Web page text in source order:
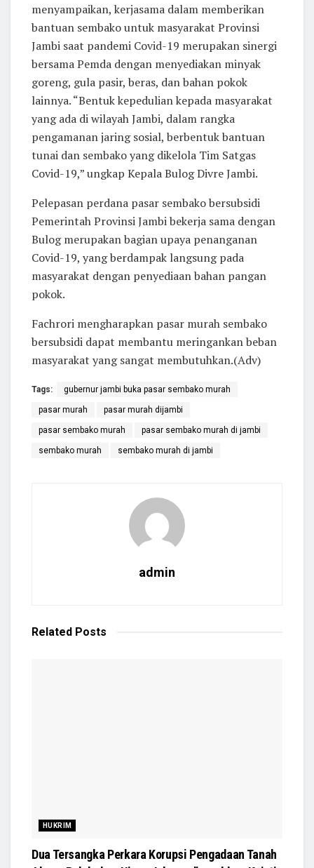
menyampaikan, kerjasama dalam memberikan
bantuan sembako untuk masyarakat Provinsi
Jambi saat pandemi Covid-19 merupakan sinergi
bersama Pemda dengan menyediakan minyak
goreng, gula pasir, beras, dan bahan pokok
lainnya. “Bentuk kepedulian kepada masyarakat
yang ada di wilayah Jambi, dalam rangka
pengamanan jaring sosial, berbentuk bantuan
tunai dan sembako yang dikelola Tim Satgas
Covid-19,” ungkap Kepala Bulog Divre Jambi.
Pelepasan perdana pasar sembako bersubsidi
Pemerintah Provinsi Jambi bekerja sama dengan
Bulog merupakan bagian upaya penanganan
Covid-19, yang berdampak langsung pada
masyarakat dengan penyediaan bahan pangan
pokok.
Fachrori mengharapkan pasar murah sembako
bersubsidi dapat membantu meringankan beban
masyarakat yang sangat membutuhkan.(Adv)
Tags: gubernur jambi buka pasar sembako murah
pasar murah pasar murah dijambi
pasar sembako murah pasar sembako murah di jambi
sembako murah sembako murah di jambi
admin
Related Posts
HUKRIM
Dua Tersangka Perkara Korupsi Pengadaan Tanah